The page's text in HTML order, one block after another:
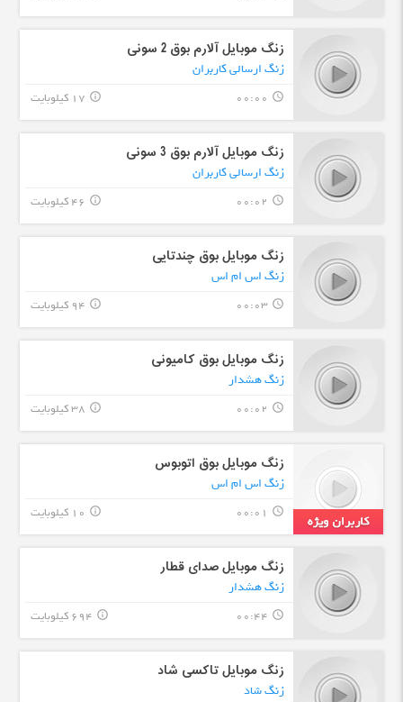
زنگ موبایل آلارم بوق 2 سونی
زنگ ارسالی کاربران
query_builder
00:00 17 کیلوبایت info_outline
زنگ موبایل آلارم بوق 3 سونی
زنگ ارسالی کاربران
query_builder
00:02 46 کیلوبایت info_outline
زنگ موبایل بوق چندتایی
زنگ اس ام اس
query_builder
00:03 94 کیلوبایت info_outline
زنگ موبایل بوق کامیونی
زنگ هشدار
query_builder
00:02 38 کیلوبایت info_outline
زنگ موبایل بوق اتوبوس
زنگ اس ام اس
query_builder
00:01 10 کیلوبایت info_outline
زنگ موبایل صدای قطار
زنگ هشدار
query_builder
00:44 694 کیلوبایت info_outline
زنگ موبایل تاکسی شاد
زنگ شاد